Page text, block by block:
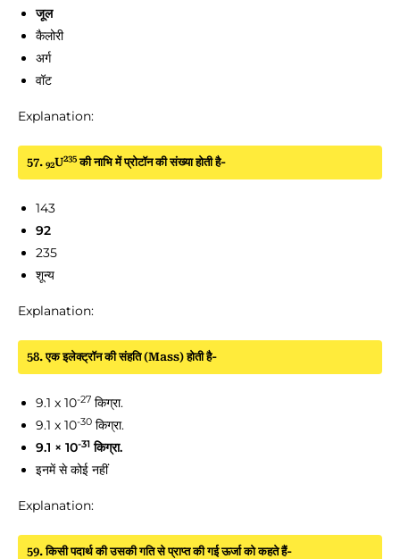
जूल
कैलोरी
अर्ग
वॉट
Explanation:
57. 92U235की नाभि में प्रोटॉन की संख्या होती है-
143
92
235
शून्य
Explanation:
58. एक इलेक्ट्रॉन की संहति (Mass) होती है-
9.1 x 10-27 किग्रा.
9.1 x 10-30 किग्रा.
9.1 × 10-31 किग्रा.
इनमें से कोई नहीं
Explanation:
59. किसी पदार्थ की उसकी गति से प्राप्त की गई ऊर्जा को कहते हैं-